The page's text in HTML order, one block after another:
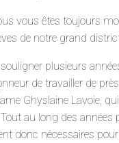
vous êtes toujours
de notre grand
plusieurs
de travailler de
Ghyslaine Lavoie,
au long des années
donc nécessaires